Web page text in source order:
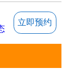
立即预约